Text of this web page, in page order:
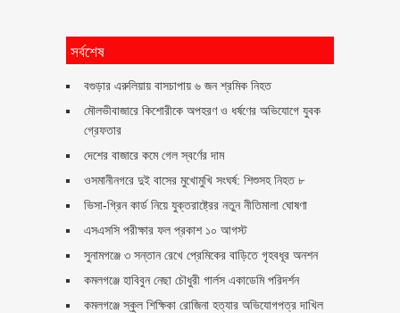
সর্বশেষ
বগুড়ার এরুলিয়ায় বাসচাপায় ৬ জন শ্রমিক নিহত
মৌলভীবাজারে কিশোরীকে অপহরণ ও ধর্ষণের অভিযোগে যুবক
গ্রেফতার
দেশের বাজারে কমে গেল স্বর্ণের দাম
ওসমানীনগরে দুই বাসের মুখোমুখি সংঘর্ষ: শিশুসহ নিহত ৮
ভিসা-গ্রিন কার্ড নিয়ে যুক্তরাষ্ট্রের নতুন নীতিমালা ঘোষণা
এসএসসি পরীক্ষার ফল প্রকাশ ১০ আগস্ট
সুনামগঞ্জে ৩ সন্তান রেখে প্রেমিকের বাড়িতে গৃহবধূর অনশন
কমলগঞ্জে হাবিবুন নেছা চৌধুরী গার্লস একাডেমি পরিদর্শন
কমলগঞ্জে স্কুল শিক্ষিকা রোজিনা হত্যার অভিযোগপত্র দাখিল